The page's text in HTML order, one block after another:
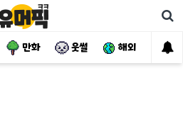
만화 웃썰 해외 핫